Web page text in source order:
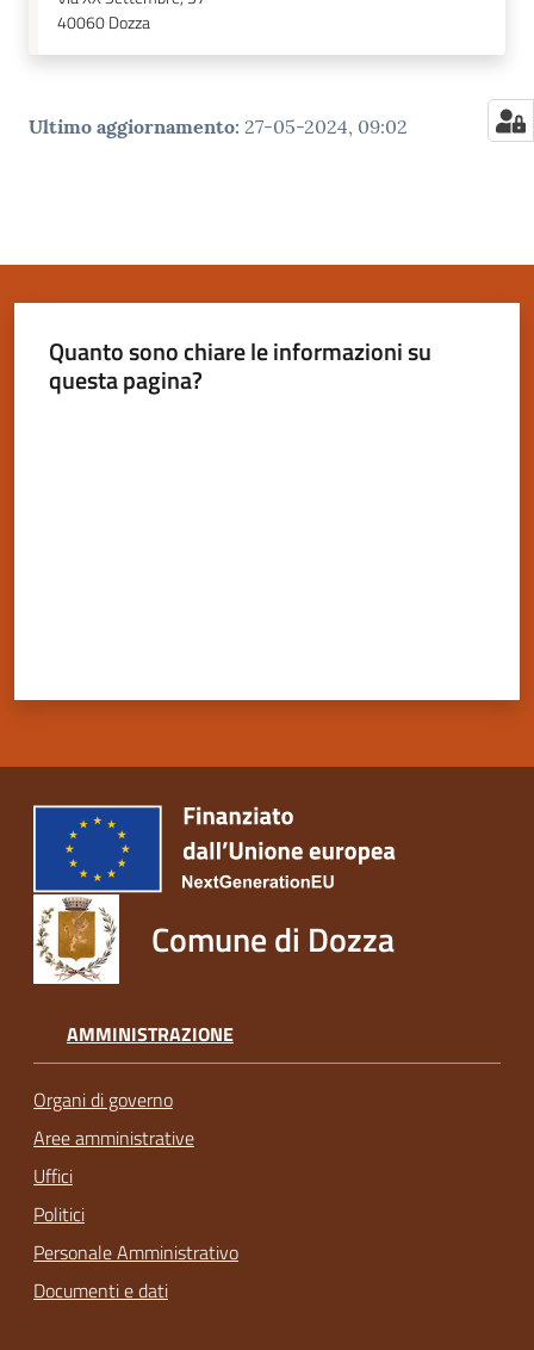
40060Dozza
Ultimo aggiornamento: 27-05-2024, 09:02
Quanto sono chiare le informazioni su
questa pagina?
Comune di Dozza
AMMINISTRAZIONE
Organi di governo
Aree amministrative
Uffici
Politici
Personale Amministrativo
Documenti e dati